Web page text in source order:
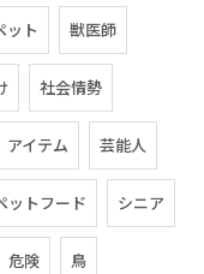
ット 獣医師
社会情勢
アイテム 芸能人
ットフード シニア
危険 鳥